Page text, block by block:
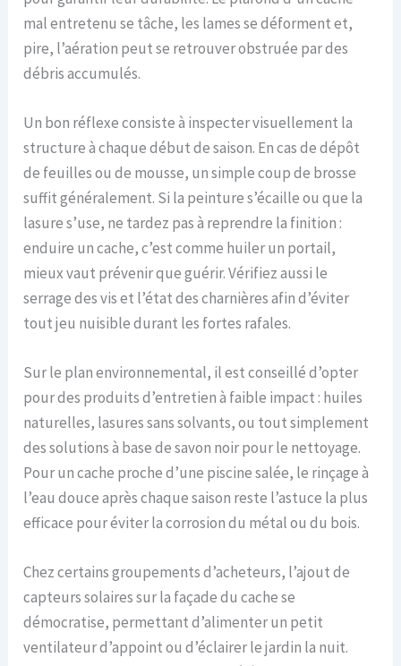
mal entretenu se tâche, les lames se déforment et,
pire, l’aération peut se retrouver obstruée par des
débris accumulés.
Un bon réflexe consiste à inspecter visuellement la
structure à chaque début de saison. En cas de dépôt
de feuilles ou de mousse, un simple coup de brosse
suffit généralement. Si la peinture s’écaille ou que la
lasure s’use, ne tardez pas à reprendre la finition :
enduire un cache, c’est comme huiler un portail,
mieux vaut prévenir que guérir. Vérifiez aussi le
serrage des vis et l’état des charnières afin d’éviter
tout jeu nuisible durant les fortes rafales.
Sur le plan environnemental, il est conseillé d’opter
pour des produits d’entretien à faible impact : huiles
naturelles, lasures sans solvants, ou tout simplement
des solutions à base de savon noir pour le nettoyage.
Pour un cache proche d’une piscine salée, le rinçage à
l’eau douce après chaque saison reste l’astuce la plus
efficace pour éviter la corrosion du métal ou du bois.
Chez certains groupements d’acheteurs, l’ajout de
capteurs solaires sur la façade du cache se
démocratise, permettant d’alimenter un petit
ventilateur d’appoint ou d’éclairer le jardin la nuit.